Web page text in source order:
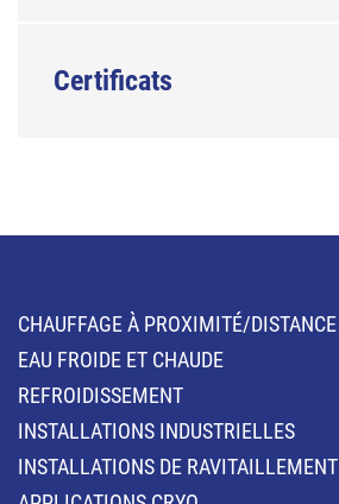
Certificats
CHAUFFAGE À PROXIMITÉ/DISTANCE
EAU FROIDE ET CHAUDE
REFROIDISSEMENT
INSTALLATIONS INDUSTRIELLES
INSTALLATIONS DE RAVITAILLEMENT